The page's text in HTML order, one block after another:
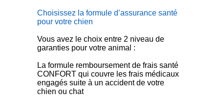
Choisissez la formule d’assurance santé
pour votre chien
Vous avez le choix entre 2 niveau de
garanties pour votre animal :
La formule remboursement de frais santé
CONFORT qui couvre les frais médicaux
engagés suite à un accident de votre
chien ou chat